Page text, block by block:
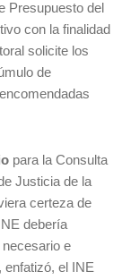
Presupuesto del
con la finalidad
solicite los
de
para la Consulta
Justicia de la
certeza de
debería
e
enfatizó, el INE